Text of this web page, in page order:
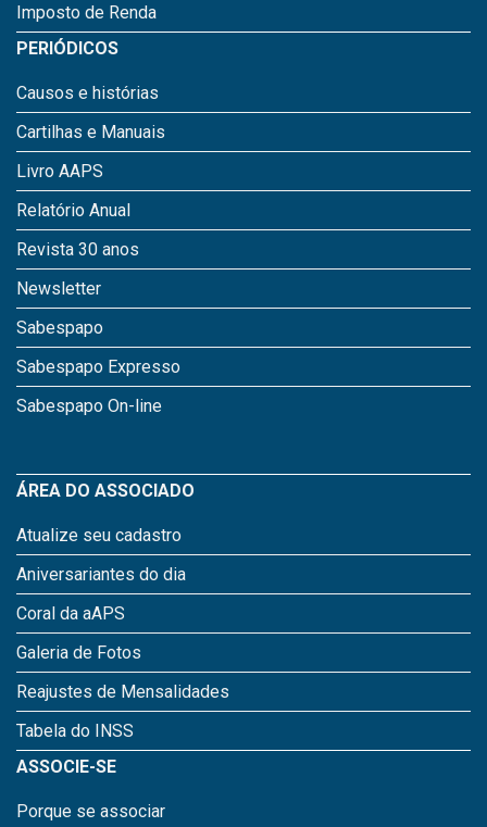
Imposto de Renda
PERIÓDICOS
Causos e histórias
Cartilhas e Manuais
Livro AAPS
Relatório Anual
Revista 30 anos
Newsletter
Sabespapo
Sabespapo Expresso
Sabespapo On-line
ÁREA DO ASSOCIADO
Atualize seu cadastro
Aniversariantes do dia
Coral da aAPS
Galeria de Fotos
Reajustes de Mensalidades
Tabela do INSS
ASSOCIE-SE
Porque se associar